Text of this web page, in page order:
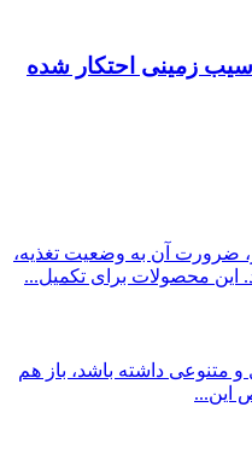
هزار و ۱۰۰ تن سیب زمینی احتکار شده
ضرورت آن به وضعیت تغذیه،
محصولات برای تکمیل...
و متنوعی داشته باشد، باز هم
این...